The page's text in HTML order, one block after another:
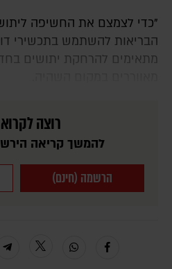
"כדי לצמצם את החשיפה ליתושים, ממליץ משרד
הבריאות להשתמש בתכשירי
מתאימים להרחקת יתושים
רוצה
להמשך קריאה
הרשמה (חינם)